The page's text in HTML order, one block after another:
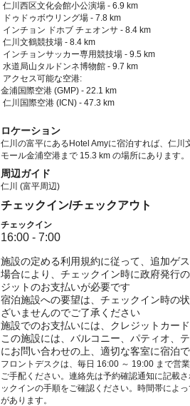
仁川西区文化会館小公演場 - 6.9 km
ドゥドゥボウリング場 - 7.8 km
インチョン ドホブ チェオンサ - 8.4 km
仁川文鶴競技場 - 8.4 km
インチョンサッカー専用競技場 - 9.5 km
水道局山タルドンネ博物館 - 9.7 km
アクセス可能な空港:
金浦国際空港 (GMP) - 22.1 km
仁川国際空港 (ICN) - 47.3 km
ロケーション
仁川の富平にあるHotel Amyに宿泊すれば、仁
モール金浦空港まで 15.3 km の場所にあります。
周辺ガイド
仁川 (富平周辺)
チェックイン/チェックアウト
チェックイン
16:00 - 7:00
施設の定める利用規約に従って、追加ゲ
場合により、チェックイン時に政府発行
ジットのお支払いが必要です
宿泊施設への要望は、チェックイン時の
ざいませんのでご了承ください
施設でのお支払いには、クレジットカー
この施設には、バルコニー、パティオ、
にお問い合わせの上、適切な客室に宿泊
フロントデスクは、毎日 16:00 ～ 19:00 まで営
ご手配ください。連絡先は予約確認通知に記載
ックインの手順をご確認ください。時間帯によ
があります。